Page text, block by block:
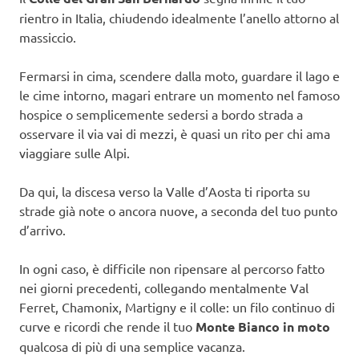
rientro in Italia, chiudendo idealmente l’anello attorno al
massiccio.
Fermarsi in cima, scendere dalla moto, guardare il lago e
le cime intorno, magari entrare un momento nel famoso
hospice o semplicemente sedersi a bordo strada a
osservare il via vai di mezzi, è quasi un rito per chi ama
viaggiare sulle Alpi.
Da qui, la discesa verso la Valle d’Aosta ti riporta su
strade già note o ancora nuove, a seconda del tuo punto
d’arrivo.
In ogni caso, è difficile non ripensare al percorso fatto
nei giorni precedenti, collegando mentalmente Val
Ferret, Chamonix, Martigny e il colle: un filo continuo di
curve e ricordi che rende il tuo Monte Bianco in moto
qualcosa di più di una semplice vacanza.